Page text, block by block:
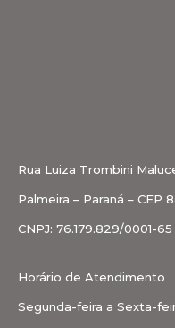
Rua Luiza Trombini
Palmeira – Paraná – CEP
CNPJ: 76.179.829/0001-65
Horário de Atendimento
Segunda-feira a Sexta-